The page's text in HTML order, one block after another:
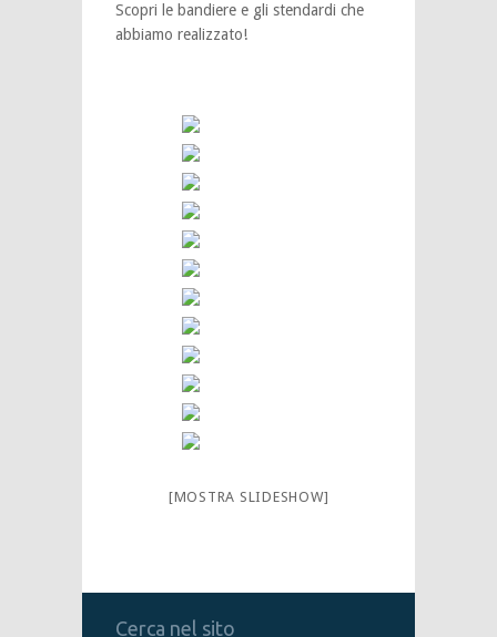
Scopri le bandiere e gli stendardi che
abbiamo realizzato!
[MOSTRA SLIDESHOW]
Cerca nel sito